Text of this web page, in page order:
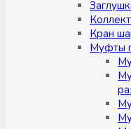
Кран
Муфты